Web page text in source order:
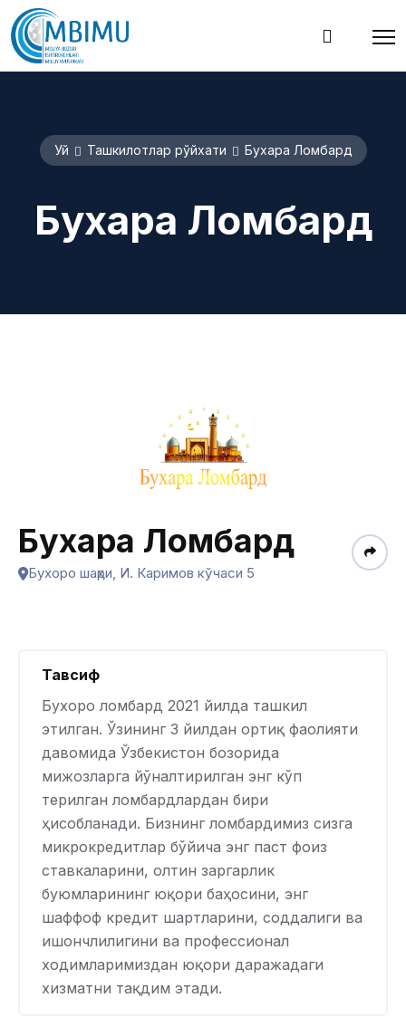
Уй Ташкилотлар рўйхати Бухара Ломбард
Бухара Ломбард
Бухара Ломбард
Бухоро шаҳри, И. Каримов кўчаси 5
Тавсиф
Бухоро ломбард 2021 йилда ташкил
этилган. Ўзининг 3 йилдан ортиқ фаолияти
давомида Ўзбекистон бозорида
мижозларга йўналтирилган энг кўп
терилган ломбардлардан бири
ҳисобланади. Бизнинг ломбардимиз сизга
микрокредитлар бўйича энг паст фоиз
ставкаларини, олтин заргарлик
буюмларининг юқори баҳосини, энг
шаффоф кредит шартларини, соддалиги ва
ишончлилигини ва профессионал
ходимларимиздан юқори даражадаги
хизматни тақдим этади.